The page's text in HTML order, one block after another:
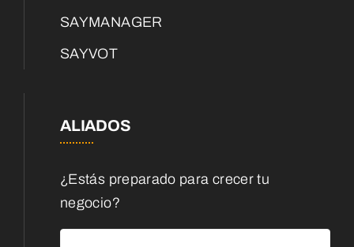
SAYMANAGER
SAYVOT
ALIADOS
¿Estás preparado para crecer tu
negocio?